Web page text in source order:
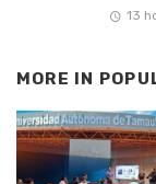
13
MORE IN